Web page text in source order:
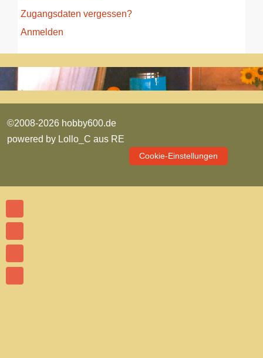
Zugangsdaten vergessen?
Anmelden
©2008-2026 hobby600.de
powered by Lollo_C aus RE
Cookie-Einstellungen